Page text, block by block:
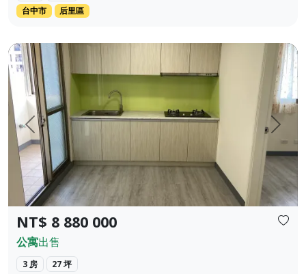
台中市
后里區
上一頁 下一
NT$ 8 880 000
公寓出售
3 房
27 坪
🥬 約2分鐘到內新黃昏市場，每天都有新鮮蔬果、熟食、小